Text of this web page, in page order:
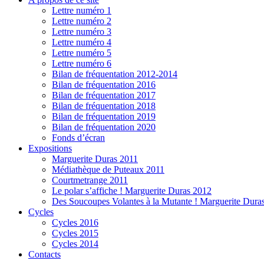
Lettre numéro 1
Lettre numéro 2
Lettre numéro 3
Lettre numéro 4
Lettre numéro 5
Lettre numéro 6
Bilan de fréquentation 2012-2014
Bilan de fréquentation 2016
Bilan de fréquentation 2017
Bilan de fréquentation 2018
Bilan de fréquentation 2019
Bilan de fréquentation 2020
Fonds d’écran
Expositions
Marguerite Duras 2011
Médiathèque de Puteaux 2011
Courtmetrange 2011
Le polar s’affiche ! Marguerite Duras 2012
Des Soucoupes Volantes à la Mutante ! Marguerite
Cycles
Cycles 2016
Cycles 2015
Cycles 2014
Contacts